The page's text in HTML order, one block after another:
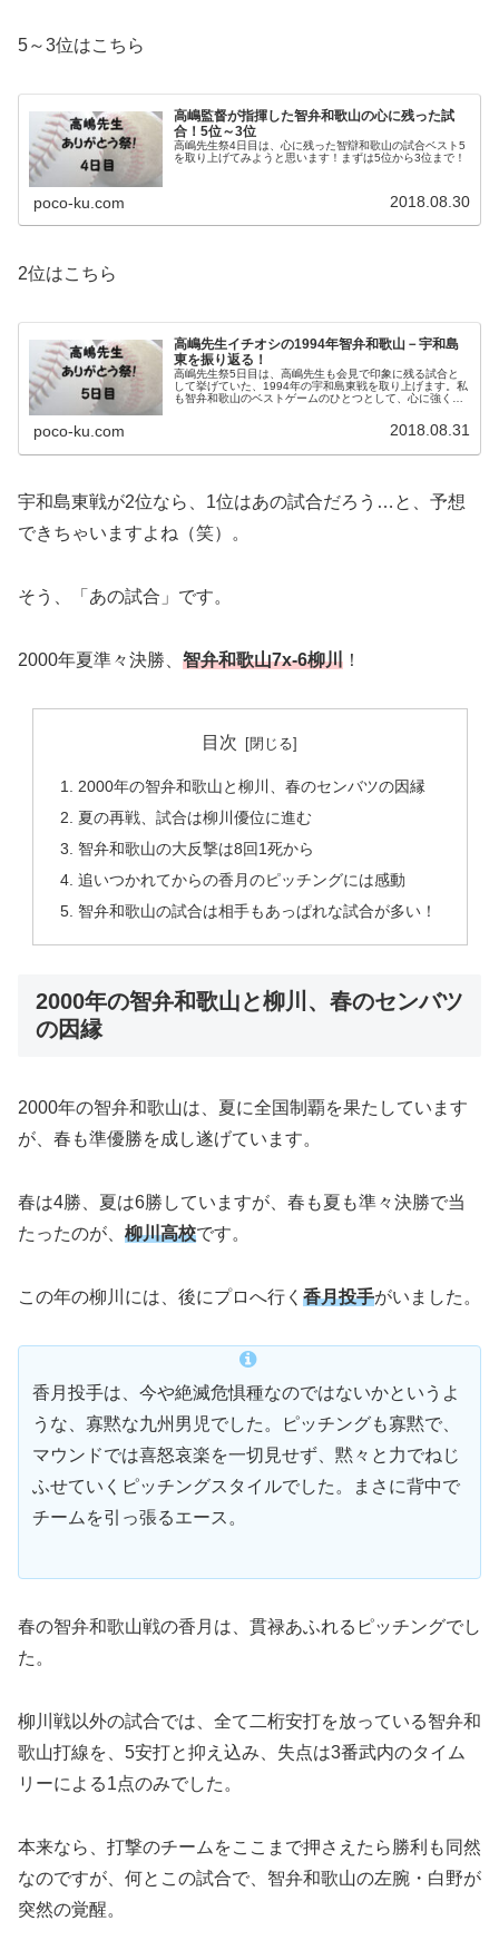
5～3位はこちら
高嶋監督が指揮した智弁和歌山の心に残った試
合！5位～3位
高嶋先生祭4日目は、心に残った智辯和歌山の試合ベスト5
を取り上げてみようと思います！まずは5位から3位まで！
poco-ku.com 2018.08.30
2位はこちら
高嶋先生イチオシの1994年智弁和歌山－宇和島
東を振り返る！
高嶋先生祭5日目は、高嶋先生も会見で印象に残る試合と
して挙げていた、1994年の宇和島東戦を取り上げます。私
も智弁和歌山のベストゲームのひとつとして、心に強く残
poco-ku.com 2018.08.31
宇和島東戦が2位なら、1位はあの試合だろう…と、予想
できちゃいますよね（笑）。
そう、「あの試合」です。
2000年夏準々決勝、 智弁和歌山7x-6柳川 ！
目次
2000年の智弁和歌山と柳川、春のセンバツの因縁
夏の再戦、試合は柳川優位に進む
智弁和歌山の大反撃は8回1死から
追いつかれてからの香月のピッチングには感動
智弁和歌山の試合は相手もあっぱれな試合が多い！
2000年の智弁和歌山と柳川、春のセンバツ
の因縁
2000年の智弁和歌山は、夏に全国制覇を果たしています
が、春も準優勝を成し遂げています。
春は4勝、夏は6勝していますが、春も夏も準々決勝で当
たったのが、 柳川高校です。
この年の柳川には、後にプロへ行く 香月投手がいました。
香月投手は、今や絶滅危惧種なのではないかというよ
うな、寡黙な九州男児でした。ピッチングも寡黙で、
マウンドでは喜怒哀楽を一切見せず、黙々と力でねじ
ふせていくピッチングスタイルでした。まさに背中で
チームを引っ張るエース。
春の智弁和歌山戦の香月は、貫禄あふれるピッチングでし
た。
柳川戦以外の試合では、全て二桁安打を放っている智弁和
歌山打線を、5安打と抑え込み、失点は3番武内のタイム
リーによる1点のみでした。
本来なら、打撃のチームをここまで押さえたら勝利も同然
なのですが、何とこの試合で、智弁和歌山の左腕・白野が
突然の覚醒。